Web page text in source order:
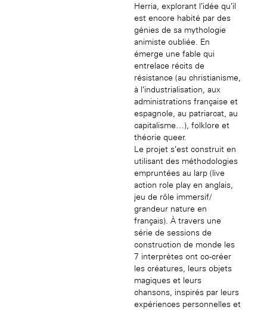
Herria, explorant l’idée qu’il
est encore habité par des
génies de sa mythologie
animiste oubliée. En
émerge une fable qui
entrelace récits de
résistance (au christianisme,
à l’industrialisation, aux
administrations française et
espagnole, au patriarcat, au
capitalisme…), folklore et
théorie queer.
Le projet s’est construit en
utilisant des méthodologies
empruntées au larp (live
action role play en anglais,
jeu de rôle immersif/
grandeur nature en
français). À travers une
série de sessions de
construction de monde les
7 interprètes ont co-créer
les créatures, leurs objets
magiques et leurs
chansons, inspirés par leurs
expériences personnelles et